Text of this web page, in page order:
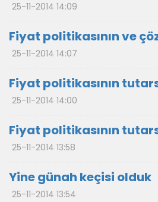
25-11-2014 14:09
Fiyat politikasının ve
25-11-2014 14:07
Fiyat politikasının
25-11-2014 14:00
Fiyat politikasının
25-11-2014 13:58
Yine günah keçisi olduk
25-11-2014 13:54